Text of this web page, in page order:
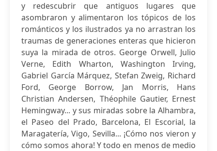
y redescubrir que antiguos lugares que
asombraron y alimentaron los tópicos de los
románticos y los ilustrados ya no arrastran los
traumas de generaciones enteras que hicieron
suya la mirada de otros. George Orwell, Julio
Verne, Edith Wharton, Washington Irving,
Gabriel García Márquez, Stefan Zweig, Richard
Ford, George Borrow, Jan Morris, Hans
Christian Andersen, Théophile Gautier, Ernest
Hemingway... y sus miradas sobre la Alhambra,
el Paseo del Prado, Barcelona, El Escorial, la
Maragatería, Vigo, Sevilla... ¡Cómo nos vieron y
cómo somos ahora! Y todo en menos de medio